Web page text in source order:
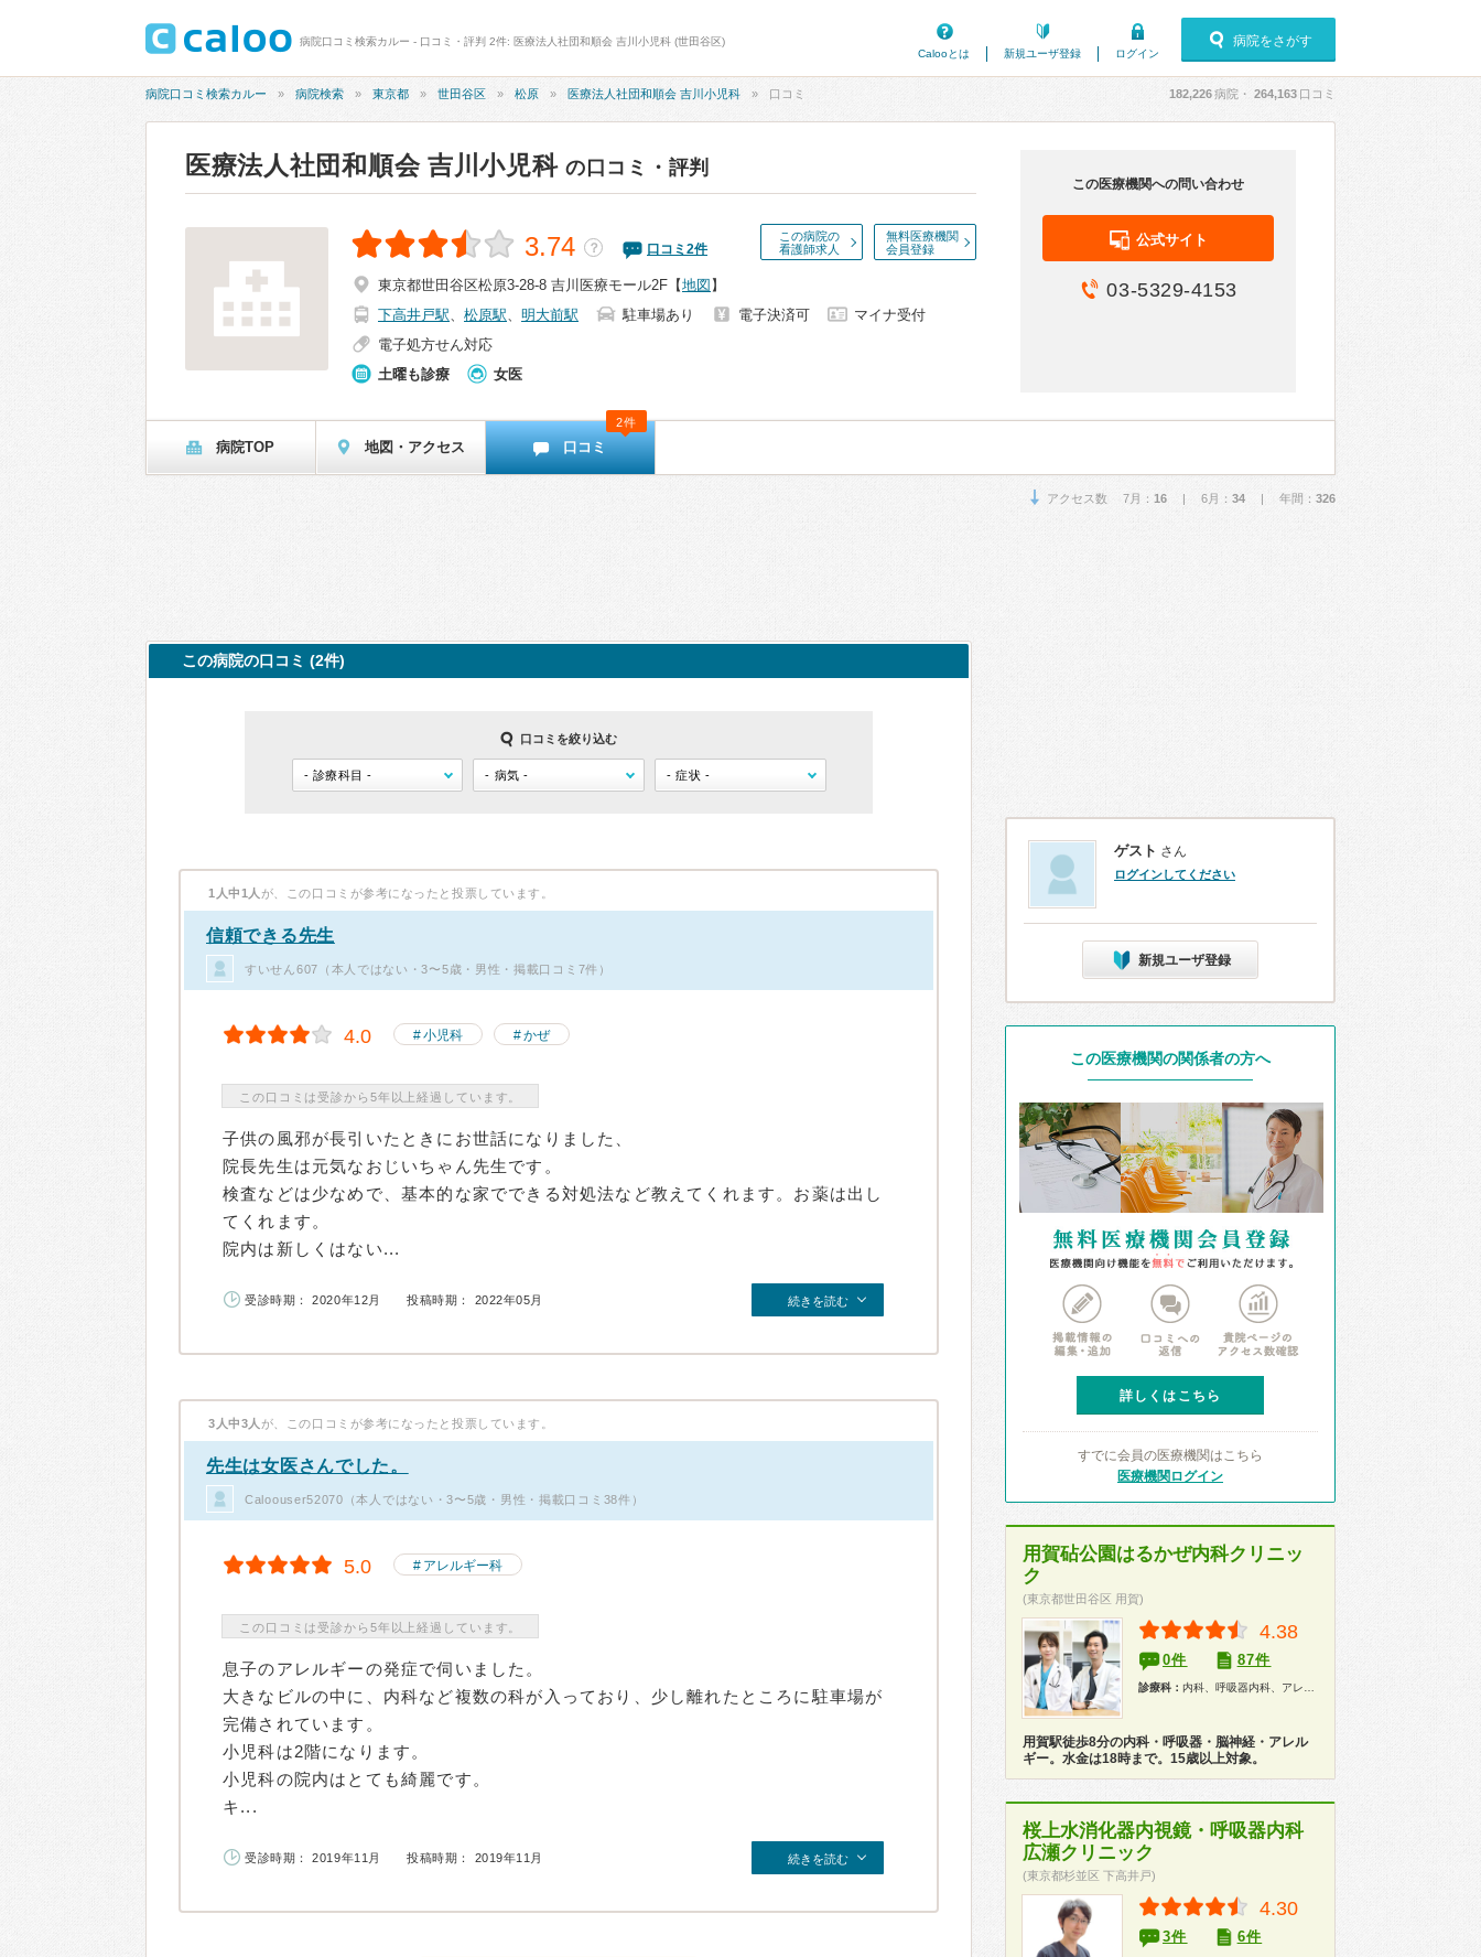
病院口コミ検索カルー - 口コミ・評判 2件: 医療法人社団和順会 吉川小児科 (世田谷区)
Calooとは
新規ユーザ登録 ログイン
病院をさがす
病院口コミ検索カルー 病院検索 東京都 世田谷区 松原 医療法人社団和順会 吉川小児科 口コミ 182,226病院・ 264,163 口コミ
医療法人社団和順会 吉川小児科 の口コミ・評判
この病院の
看護師求人
無料医療機関
会員登録
3.74 ？ 口コミ 2件
東京都世田谷区松原3-28-8 吉川医療モール2F 【地図 】
下高井戸駅、 松原駅、 明大前駅 駐車場あり 電子決済可
マイナ受付
電子処方せん対応
土曜も診療
女医
この医療機関への問い合わせ
公式サイト
03-5329-4153
病院TOP 地図・アクセス 口コミ
2件
アクセス数 7月： 16 | 6月： 34 | 年間： 326
この病院の口コミ (2件)
口コミを絞り込む
1人中1人 が、この口コミが参考になったと投票しています。
信頼できる先生
すいせん607（本人ではない・3〜5歳・男性・掲載口コミ7件）
4.0 小児科 かぜ
この口コミは受診から5年以上経過しています。
子供の風邪が長引いたときにお世話になりました、
院長先生は元気なおじいちゃん先生です。
検査などは少なめで、基本的な家でできる対処法など教えてくれます。お薬は出し
てくれます。
院内は新しくはない...
受診時期： 2020年12月 投稿時期： 2022年05月 続きを読む
3人中3人 が、この口コミが参考になったと投票しています。
先生は女医さんでした。
Caloouser52070（本人ではない・3〜5歳・男性・掲載口コミ38件）
5.0 アレルギー科
この口コミは受診から5年以上経過しています。
息子のアレルギーの発症で伺いました。
大きなビルの中に、内科など複数の科が入っており、少し離れたところに駐車場が
完備されています。
小児科は2階になります。
小児科の院内はとても綺麗です。
キ...
受診時期： 2019年11月 投稿時期： 2019年11月 続きを読む
ゲスト さん
ログインしてください
新規ユーザ登録
この医療機関の関係者の方へ
詳しくはこちら
すでに会員の医療機関はこちら
医療機関ログイン
用賀砧公園はるかぜ内科クリニッ
ク
(東京都世田谷区 用賀)
4.38
0件 87件
診療科： 内科、呼吸器内科、アレルギー科、神経内科、脳神経外科、健康診断
用賀駅徒歩8分の内科・呼吸器・脳神経・アレル
ギー。水金は18時まで。15歳以上対象。
桜上水消化器内視鏡・呼吸器内科
広瀬クリニック
(東京都杉並区 下高井戸)
4.30
3件 6件